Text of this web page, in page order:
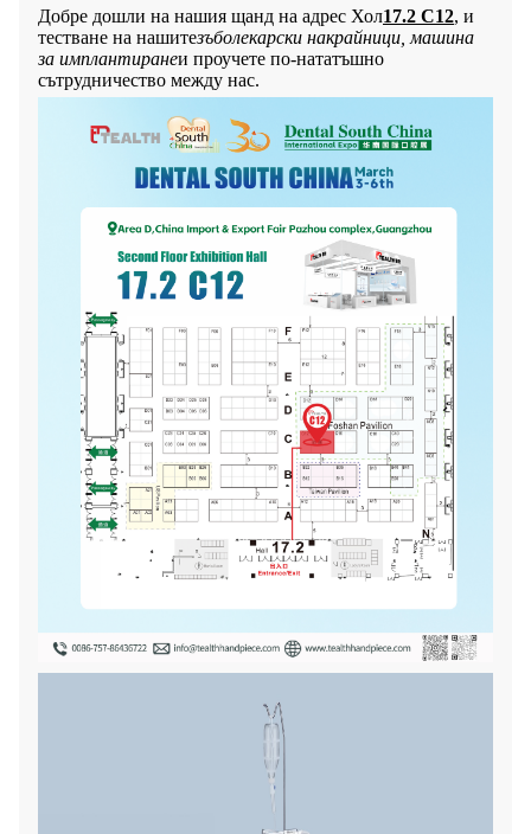
Добре дошли на нашия щанд на адрес Хол17.2 C12, и
тестване на нашитезъболекарски накрайници, машина
за имплантиранеи проучете по-нататъшно
сътрудничество между нас.